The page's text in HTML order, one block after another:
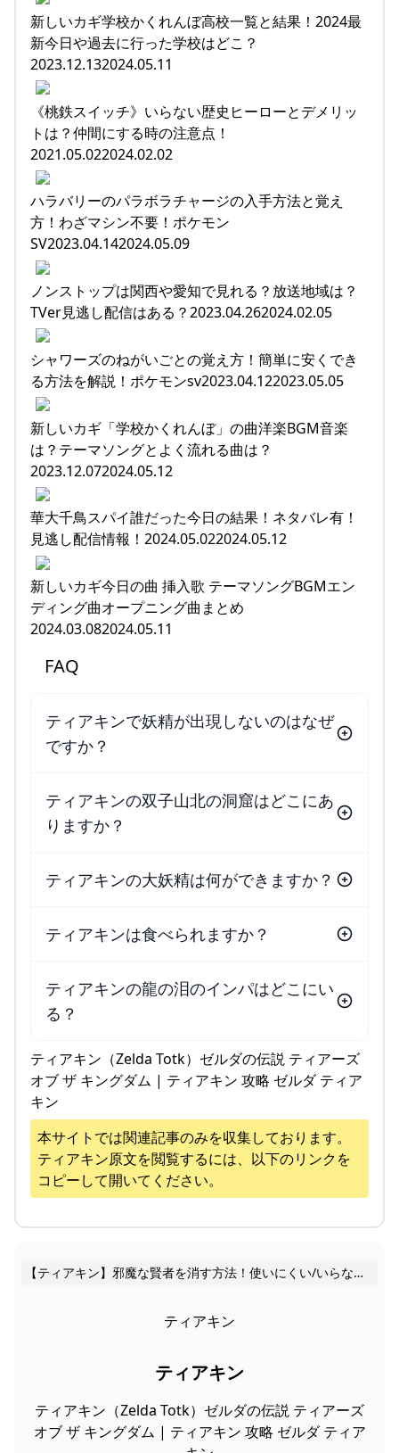
新しいカギ学校かくれんぼ高校一覧と結果！2024最
新今日や過去に行った学校はどこ？
2023.12.132024.05.11
《桃鉄スイッチ》いらない歴史ヒーローとデメリッ
トは？仲間にする時の注意点！
2021.05.022024.02.02
ハラバリーのパラボラチャージの入手方法と覚え
方！わざマシン不要！ポケモン
SV2023.04.142024.05.09
ノンストップは関西や愛知で見れる？放送地域は？
TVer見逃し配信はある？2023.04.262024.02.05
シャワーズのねがいごとの覚え方！簡単に安くでき
る方法を解説！ポケモンsv2023.04.122023.05.05
新しいカギ「学校かくれんぼ」の曲洋楽BGM音楽
は？テーマソングとよく流れる曲は？
2023.12.072024.05.12
華大千鳥スパイ誰だった今日の結果！ネタバレ有！
見逃し配信情報！2024.05.022024.05.12
新しいカギ今日の曲 挿入歌 テーマソングBGMエン
ディング曲オープニング曲まとめ
2024.03.082024.05.11
FAQ
ティアキンで妖精が出現しないのはなぜ
ですか？
ティアキンの双子山北の洞窟はどこにあ
りますか？
ティアキンの大妖精は何ができますか？
ティアキンは食べられますか？
ティアキンの龍の泪のインパはどこにい
る？
ティアキン（Zelda Totk）ゼルダの伝説 ティアーズ
オブ ザ キングダム | ティアキン 攻略 ゼルダ ティア
キン
本サイトでは関連記事のみを収集しております。
ティアキン原文を閲覧するには、以下のリンクを
コピーして開いてください。
【ティアキン】邪魔な賢者を消す方法！使いにくい/いらない賢者を自由に出し入れ！ゼルダ
ティアキン
ティアキン
ティアキン（Zelda Totk）ゼルダの伝説 ティアーズ
オブ ザ キングダム | ティアキン 攻略 ゼルダ ティア